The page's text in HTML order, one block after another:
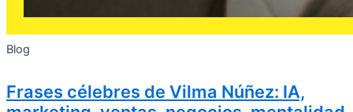
Blog
Frases célebres de Vilma Núñez: IA,